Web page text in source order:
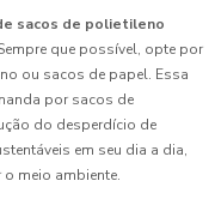
sacos de polietileno
que possível, opte por
ou sacos de papel. Essa
por sacos de
do desperdício de
em seu dia a dia,
meio ambiente.